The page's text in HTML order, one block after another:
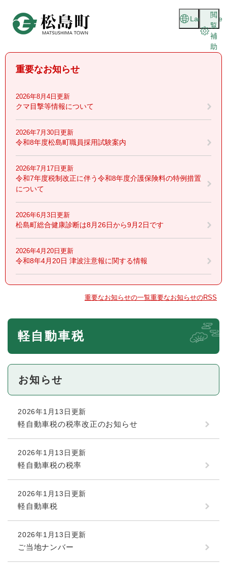
頭
閲
覧
補
助
Language
重要なお知らせ
2026年8月4日更新
クマ目撃等情報について
2026年7月30日更新
令和8年度松島町職員採用試験案内
2026年7月17日更新
令和7年度税制改正に伴う令和8年度介護保険料の特例措置
について
2026年6月3日更新
松島町総合健康診断は8月26日から9月2日です
2026年4月20日更新
令和8年4月20日 津波注意報に関する情報
重要なお知らせの一覧重要なお知らせのRSS
本
軽自動車税
お知らせ
2026年1月13日更新
軽自動車税の税率改正のお知らせ
2026年1月13日更新
軽自動車税の税率
2026年1月13日更新
軽自動車税
2026年1月13日更新
ご当地ナンバー